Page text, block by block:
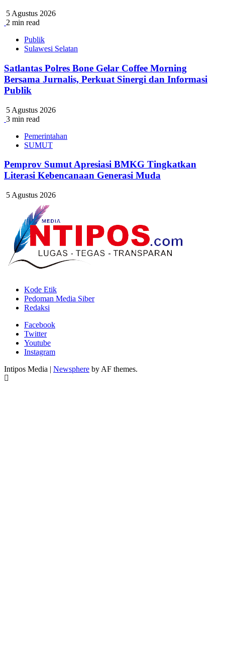
5 Agustus 2026
2 min read
Publik
Sulawesi Selatan
Satlantas Polres Bone Gelar Coffee Morning
Bersama Jurnalis, Perkuat Sinergi dan Informasi
Publik
5 Agustus 2026
3 min read
Pemerintahan
SUMUT
Pemprov Sumut Apresiasi BMKG Tingkatkan
Literasi Kebencanaan Generasi Muda
5 Agustus 2026
Kode Etik
Pedoman Media Siber
Redaksi
Facebook
Twitter
Youtube
Instagram
Intipos Media | Newsphere by AF themes.